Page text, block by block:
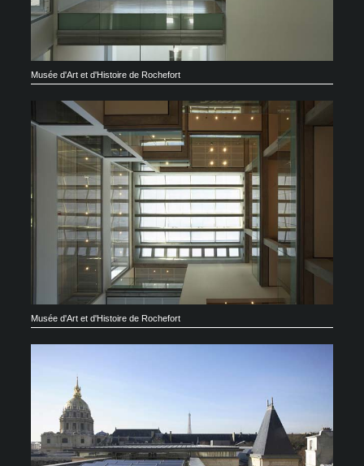
Musée d'Art et d'Histoire de Rochefort
Musée d'Art et d'Histoire de Rochefort